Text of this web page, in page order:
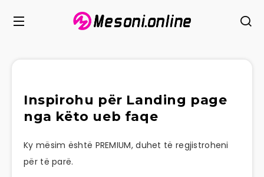
Inspirohu për Landing page
nga këto ueb faqe
Ky mësim është PREMIUM, duhet të regjistroheni
për të parë.